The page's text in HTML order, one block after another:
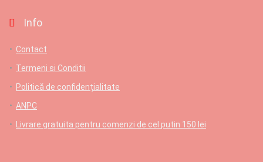
Info
Contact
Termeni si Conditii
Politică de confidențialitate
ANPC
Livrare gratuita pentru comenzi de cel putin 150 lei